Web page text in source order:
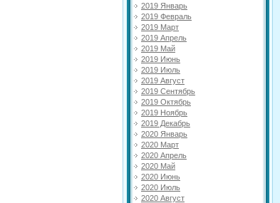
2019 Январь
2019 Февраль
2019 Март
2019 Апрель
2019 Май
2019 Июнь
2019 Июль
2019 Август
2019 Сентябрь
2019 Октябрь
2019 Ноябрь
2019 Декабрь
2020 Январь
2020 Март
2020 Апрель
2020 Май
2020 Июнь
2020 Июль
2020 Август